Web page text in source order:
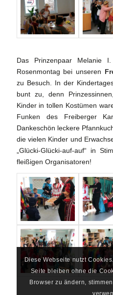
Das Prinzenpaar Melanie
Rosenmontag bei unseren
zu Besuch. In der
bunt zu, denn
Kinder in tollen Kostümen
Funken des Freiberger
Dankeschön leckere
die vielen Kinder und
„Glücki-Glücki-auf-auf“ in
fleißigen Organisatoren!
Diese Webseite nutzt
Seite bleiben ohne die
Browser zu ändern,